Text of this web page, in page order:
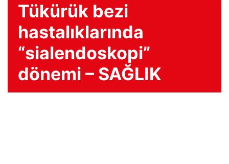
Tükürük bezi
hastalıklarında
“sialendoskopi”
dönemi – SAĞLIK